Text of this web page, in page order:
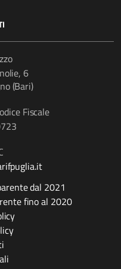
6
(Bari)
Fiscale
dal 2021
fino al 2020